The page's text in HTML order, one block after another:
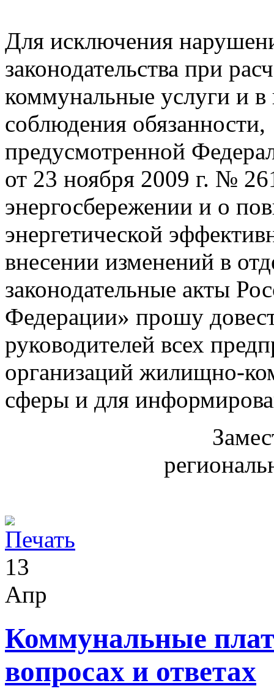
Для исключения
законодательства при
коммунальные услуги и в
соблюдения обязанности,
предусмотренной
от 23 ноября 2009 г. №
энергосбережении и о
энергетической
внесении изменений в
законодательные акты
Федерации» прошу
руководителей всех
организаций жилищно-
сферы и для
13
Апр
Коммунальные
вопросах и ответах